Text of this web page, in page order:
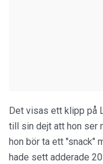
Det visas ett klipp på
till sin dejt att hon ser
hon bör ta ett "snack"
hade sett adderade